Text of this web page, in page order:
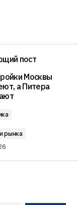
пост
Москвы
а Питера
рынка